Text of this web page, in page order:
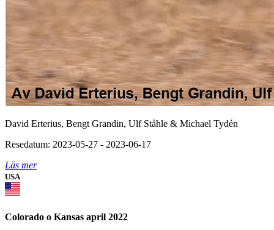
David Erterius, Bengt Grandin, Ulf Ståhle & Michael Tydén
Resedatum: 2023-05-27 - 2023-06-17
Läs mer
USA
Colorado o Kansas april 2022